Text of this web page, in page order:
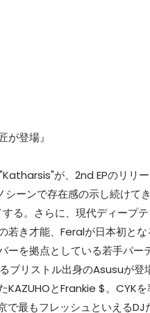
が登場』
が、2nd EPのリリ
ーンで存在感の示し続けて
る。さらに、現代ディープ
き才能、Feralが日本初とな
を拠点としている若手パー
ブリストル出身のAsusuが
KAZUHOとFrankie $。CYK
最もフレッシュといえるDJ